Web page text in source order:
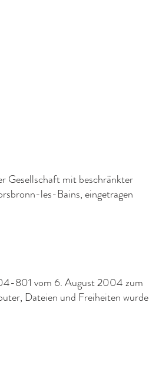
Gesellschaft mit beschränkter
les-Bains, eingetragen
801 vom 6. August 2004 zum
Dateien und Freiheiten wurde